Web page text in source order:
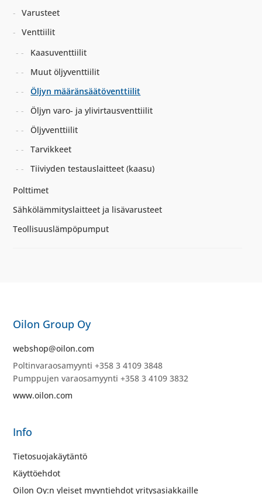
Varusteet
Venttiilit
Kaasuventtiilit
Muut öljyventtiilit
Öljyn määränsäätöventtiilit
Öljyn varo- ja ylivirtausventtiilit
Öljyventtiilit
Tarvikkeet
Tiiviyden testauslaitteet (kaasu)
Polttimet
Sähkölämmityslaitteet ja lisävarusteet
Teollisuuslämpöpumput
Oilon Group Oy
webshop@oilon.com
Poltinvaraosamyynti +358 3 4109 3848
Pumppujen varaosamyynti +358 3 4109 3832
www.oilon.com
Info
Tietosuojakäytäntö
Käyttöehdot
Oilon Oy:n yleiset myyntiehdot yritysasiakkaille